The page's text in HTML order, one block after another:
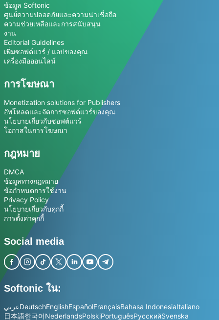
ข้อมูล Softonic
ศูนย์ความปลอดภัยและความน่าเชื่อถือ
ความช่วยเหลือและการสนับสนุน
งาน
Editorial Guidelines
เพิ่มซอฟต์แวร์ / แอปของคุณ
เครื่องมือออนไลน์
การโฆษณา
Monetization solutions for Publishers
อัพโหลดและจัดการซอฟต์แวร์ของคุณ
นโยบายเกี่ยวกับซอฟต์แวร์
โอกาสในการโฆษณา
กฎหมาย
DMCA
ข้อมูลทางกฎหมาย
ข้อกำหนดการใช้งาน
Privacy Policy
นโยบายเกี่ยวกับคุกกี้
การตั้งค่าคุกกี้
Social media
Softonic ใน:
عربيDeutschEnglishEspañolFrançaisBahasa IndonesiaItaliano
日本語한국어NederlandsPolskiPortuguêsРусскийSvenska